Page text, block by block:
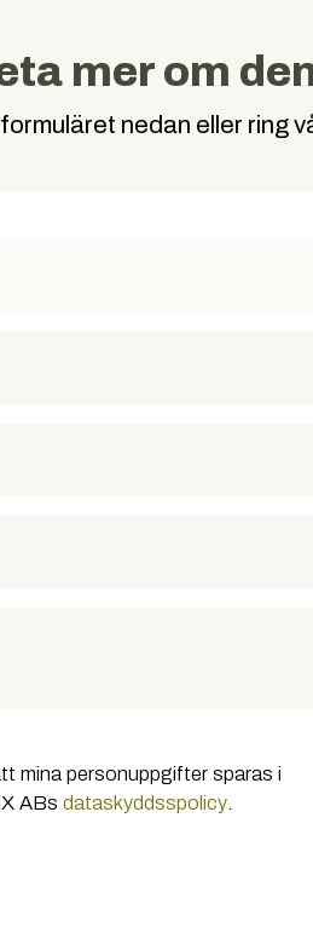
mer om
nedan eller ring
mina personuppgifter sparas i
ABs dataskyddsspolicy